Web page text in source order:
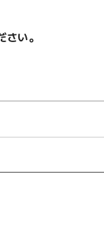
い。